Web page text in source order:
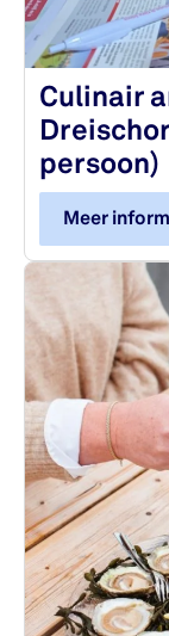
Culinair
persoon)
Meer